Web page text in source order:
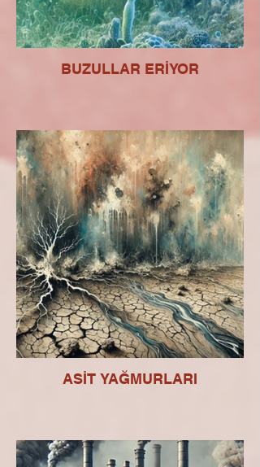
BUZULLAR ERİYOR
ASİT YAĞMURLARI